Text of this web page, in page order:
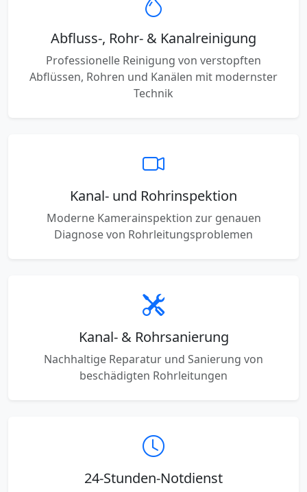
Abfluss-, Rohr- & Kanalreinigung
Professionelle Reinigung von verstopften
Abflüssen, Rohren und Kanälen mit modernster
Technik
Kanal- und Rohrinspektion
Moderne Kamerainspektion zur genauen
Diagnose von Rohrleitungsproblemen
Kanal- & Rohrsanierung
Nachhaltige Reparatur und Sanierung von
beschädigten Rohrleitungen
24-Stunden-Notdienst